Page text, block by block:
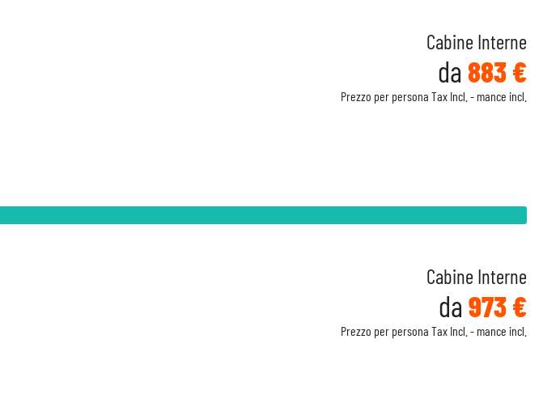
Cabine Interne
da 883 €
Prezzo per persona Tax Incl. - mance incl.
Cabine Interne
da 973 €
Prezzo per persona Tax Incl. - mance incl.